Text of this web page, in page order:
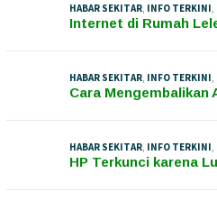
HABAR SEKITAR, INFO TERKINI,
Internet di Rumah
HABAR SEKITAR, INFO TERKINI,
Cara Mengembalikan
HABAR SEKITAR, INFO TERKINI,
HP Terkunci karena